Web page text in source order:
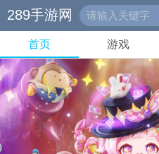
289手游网
首页 游戏